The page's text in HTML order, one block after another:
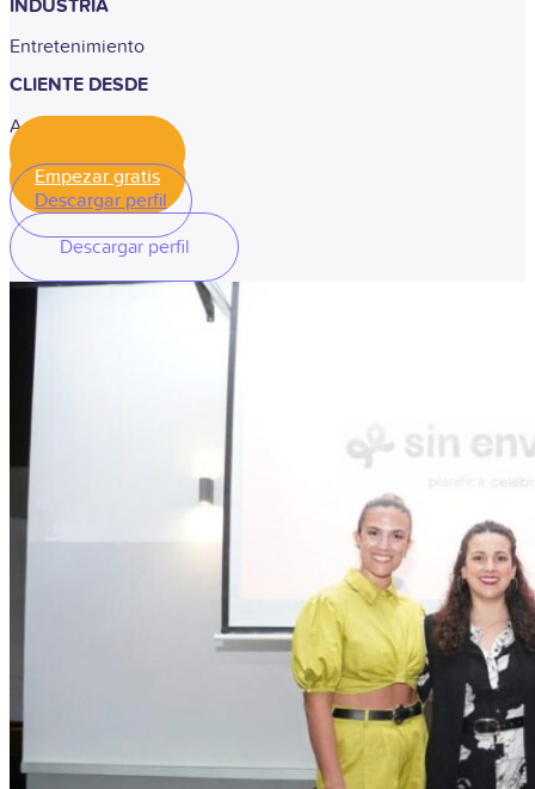
INDUSTRIA
Entretenimiento
CLIENTE DESDE
Agosto, 2025
Empezar gratis
Descargar perfil
Descargar perfil